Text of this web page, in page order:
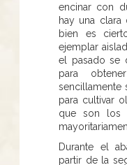
encinar con
hay una clara
bien es
ejemplar
el pasado se
para
sencillamente
para cultivar
que son los
Durante el
partir de la